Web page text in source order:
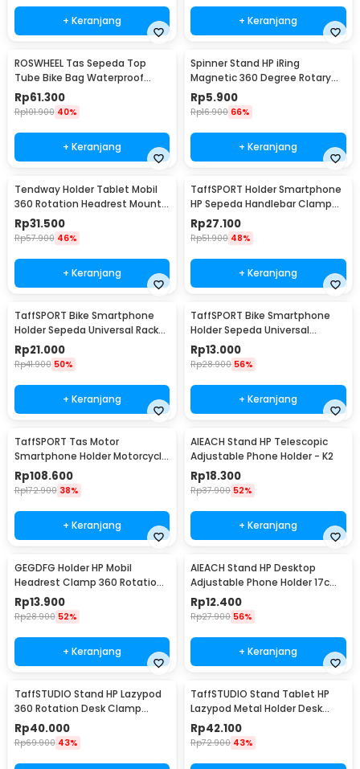
+ Keranjang + Keranjang
ROSWHEEL Tas Sepeda Top
Tube Bike Bag Waterproof
Holder HP 6 Inch - ROS12
Rp61.300
Rp101.900 40%
+ Keranjang
Spinner Stand HP iRing
Magnetic 360 Degree Rotary
Phone Holder
Rp5.900
Rp16.900 66%
+ Keranjang
Tendway Holder Tablet Mobil
360 Rotation Headrest Mount
8-11 Inch - SBT-1104
Rp31.500
Rp57.900 46%
+ Keranjang
TaffSPORT Holder Smartphone
HP Sepeda Handlebar Clamp
Bicycle Holder - YP07
Rp27.100
Rp51.900 48%
+ Keranjang
TaffSPORT Bike Smartphone
Holder Sepeda Universal Rack
Bicycle - BM03
Rp21.000
Rp41.900 50%
+ Keranjang
TaffSPORT Bike Smartphone
Holder Sepeda Universal
Bicycle - JR-OK5
Rp13.000
Rp28.900 56%
+ Keranjang
TaffSPORT Tas Motor
Smartphone Holder Motorcycle
Fuel Bag - SA212
Rp108.600
Rp172.900 38%
+ Keranjang
AIEACH Stand HP Telescopic
Adjustable Phone Holder - K2
Rp18.300
Rp37.900 52%
+ Keranjang
GEGDFG Holder HP Mobil
Headrest Clamp 360 Rotation
Car Phone Holder - GP97
Rp13.900
Rp28.900 52%
+ Keranjang
AIEACH Stand HP Desktop
Adjustable Phone Holder 17cm
- K2
Rp12.400
Rp27.900 56%
+ Keranjang
TaffSTUDIO Stand HP Lazypod
360 Rotation Desk Clamp
Smartphone Holder - D9
Rp40.000
Rp69.900 43%
TaffSTUDIO Stand Tablet HP
Lazypod Metal Holder Desk
Clamp 6-8 Inch - D9
Rp42.100
Rp72.900 43%